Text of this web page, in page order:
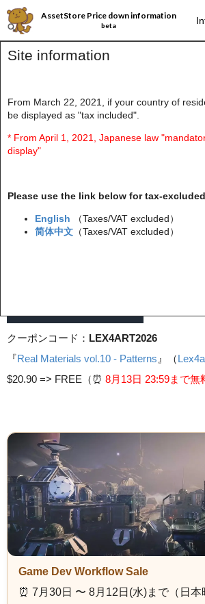
Site information
From March 22, 2021, if your country of
be displayed as "tax included".
* From April 1, 2021, Japanese law
display"
Please use the link below for tax-
English
（Taxes/VAT excluded）
简体中文 （Taxes/VAT excluded）
AssetStore Price down information
beta
パブリッシャー丸ごとセール第193弾
今週の 無料アセットプレゼント🎁
クーポンコード： LEX4ART2026
『Real Materials vol.10 - Patterns 』（
$20.90 => FREE（⏰️ 8月13日 23:59まで無
Game Dev Workflow Sale
⏰️ 7月30日 〜 8月12日(水)まで（日本